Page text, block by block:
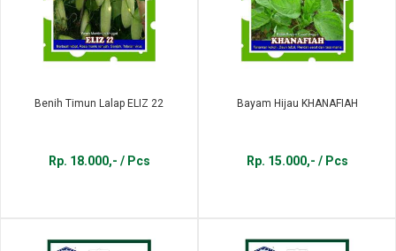
Benih Timun Lalap ELIZ 22
Rp. 18.000,- / Pcs
Bayam Hijau KHANAFIAH
Rp. 15.000,- / Pcs